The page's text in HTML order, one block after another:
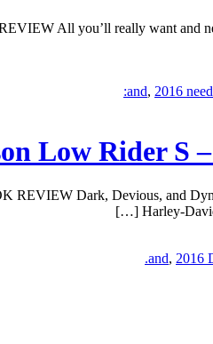
REVIEW All you’ll really want
, 2016
REVIEW Dark, Devious, and
Harley-
, 2016